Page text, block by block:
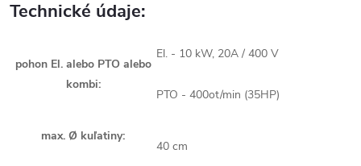
Technické údaje:
pohon El. alebo PTO alebo
kombi:
El. - 10 kW, 20A / 400 V
PTO - 400ot/min (35HP)
max. Ø kuľatiny:
40 cm